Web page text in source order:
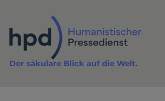
Inhalt
Der säkulare Blick auf die Welt.